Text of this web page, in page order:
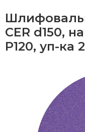
CER d150,
P120, уп-ка